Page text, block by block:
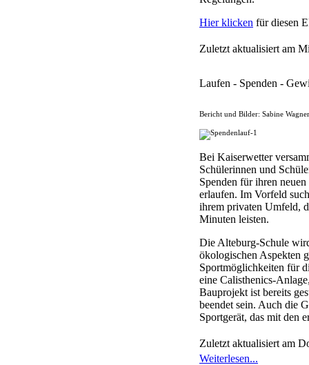
Hier klicken für diesen
Zuletzt aktualisiert am
Laufen - Spenden -
Bericht und Bilder: Sabine
Bei Kaiserwetter
Schülerinnen und
Spenden für ihren
erlaufen. Im Vorfeld
ihrem privaten Umfeld,
Minuten leisten.
Die Alteburg-Schule
ökologischen Aspekten
Sportmöglichkeiten für
eine Calisthenics-
Bauprojekt ist bereits
beendet sein. Auch die
Sportgerät, das mit den
Zuletzt aktualisiert am
Weiterlesen...